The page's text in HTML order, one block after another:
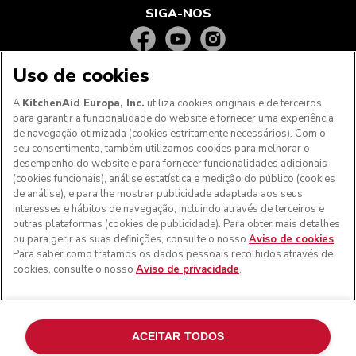
SIGA-NOS
Aos clientes nos Açores, Madeira e outros territórios
portugueses: Por favor, contacte a nossa equipa de Apoio
ao Cliente para efetuar a sua encomenda, de forma a
podermos fornecer os custos de envio exatos e aplicar a
taxa de IVA correta
nos EUA e noutros locais.
Gerir as minhas cookies Aviso de privacidade
Uso de cookies
A KitchenAid Europa, Inc. utiliza cookies originais e de terceiros
para garantir a funcionalidade do website e fornecer uma experiência
de navegação otimizada (cookies estritamente necessários). Com o
seu consentimento, também utilizamos cookies para melhorar o
desempenho do website e para fornecer funcionalidades adicionais
(cookies funcionais), análise estatística e medição do público (cookies
de análise), e para lhe mostrar publicidade adaptada aos seus
interesses e hábitos de navegação, incluindo através de terceiros e
outras plataformas (cookies de publicidade). Para obter mais detalhes
ou para gerir as suas definições, consulte o nosso Aviso de cookies.
Para saber como tratamos os dados pessoais recolhidos através de
cookies, consulte o nosso Aviso de privacidade.
ACEITAR TODOS